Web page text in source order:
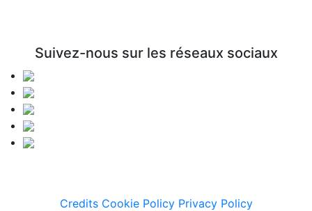
Suivez-nous sur les réseaux sociaux
Credits Cookie Policy Privacy Policy